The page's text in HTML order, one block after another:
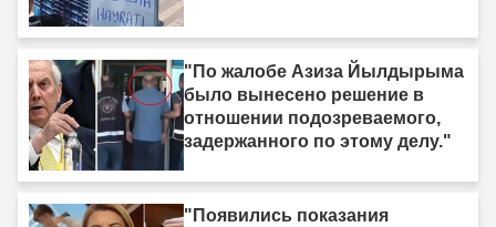
"По жалобе Азиза Йылдырыма
было вынесено решение в
отношении подозреваемого,
задержанного по этому делу."
"Появились показания